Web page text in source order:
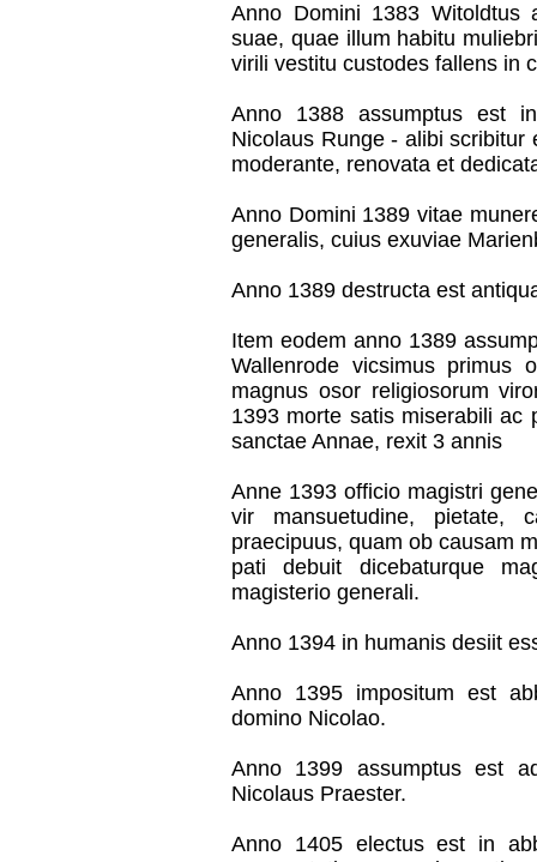
Anno Domini 1383
suae, quae illum habitu
virili vestitu custodes fallens in
Anno 1388 assumptus est
Nicolaus Runge - alibi
moderante, renovata et
Anno Domini 1389 vitae
generalis, cuius exuviae
Anno 1389 destructa est
Item eodem anno 1389
Wallenrode vicsimus primus
magnus osor religiosorum
1393 morte satis miserabili ac
sanctae Annae, rexit 3 annis
Anne 1393 officio magistri
vir mansuetudine, pietate,
praecipuus, quam ob causam
pati debuit dicebaturque
magisterio generali.
Anno 1394 in humanis desiit
Anno 1395 impositum est
domino Nicolao.
Anno 1399 assumptus est
Nicolaus Praester.
Anno 1405 electus est in